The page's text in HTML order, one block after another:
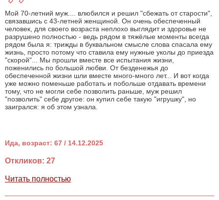
Мой 70-летний муж.... влюбился и решил "сбежать от старости",
связавшись с 43-летней женщиной. Он очень обеспеченный
человек, для своего возраста неплохо выглядит и здоровье не
разрушено полностью - ведь рядом в тяжёлые моменты всегда
рядом была я: трижды в буквальном смысле слова спасала ему
жизнь, просто потому что ставила ему нужные уколы до приезда
"скорой"... Мы прошли вместе все испытания жизни,
поженились по большой любви. От безденежья до
обеспеченной жизни шли вместе много-много лет... И вот когда
уже можно поменьше работать и побольше отдавать времени
тому, что не могли себе позволить раньше, муж решил
"позволить" себе другое: он купил себе такую "игрушку", но
заигрался: я об этом узнала.
Ида, возраст: 67 / 14.12.2025
Откликов: 27
Читать полностью